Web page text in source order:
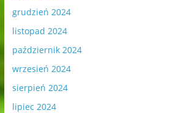
grudzień 2024
listopad 2024
październik 2024
wrzesień 2024
sierpień 2024
lipiec 2024